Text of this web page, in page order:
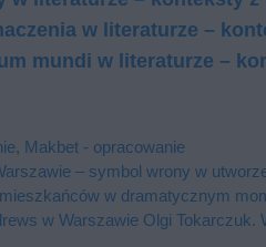
w literaturze –
mundi w literaturze –
, Makbet - opracowanie
– symbol wrony w
w dramatycznym
w Warszawie Olgi